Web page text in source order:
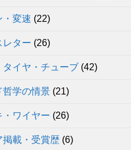
・変速 (22)
レター (26)
タイヤ・チューブ (42)
哲学の情景 (21)
・ワイヤー (26)
掲載・受賞歴 (6)